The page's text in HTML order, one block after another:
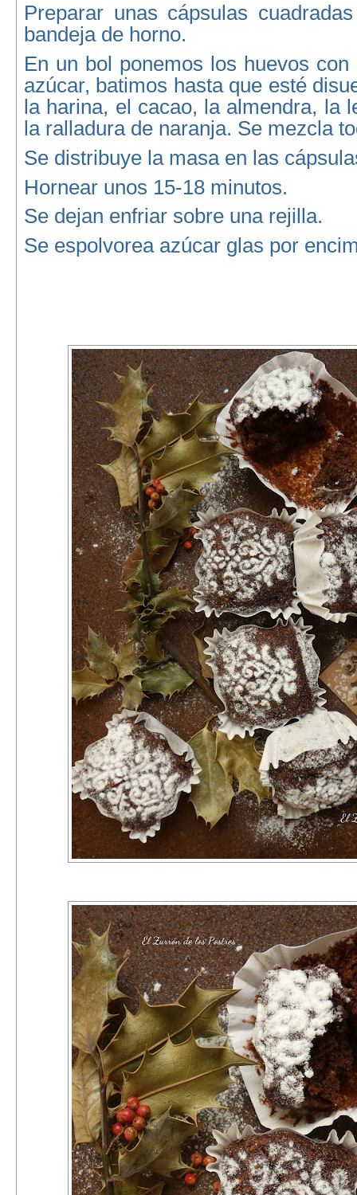
Preparar unas cápsulas
bandeja de horno.
En un bol ponemos los huevos
azúcar, batimos hasta que esté
la harina, el cacao, la almendra, la
la ralladura de naranja. Se mezcla
Se distribuye la masa en las
Hornear unos 15-18 minutos.
Se dejan enfriar sobre una rejilla.
Se espolvorea azúcar glas por